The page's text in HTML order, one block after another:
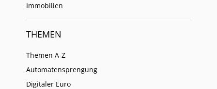
Immobilien
THEMEN
Themen A-Z
Automatensprengung
Digitaler Euro